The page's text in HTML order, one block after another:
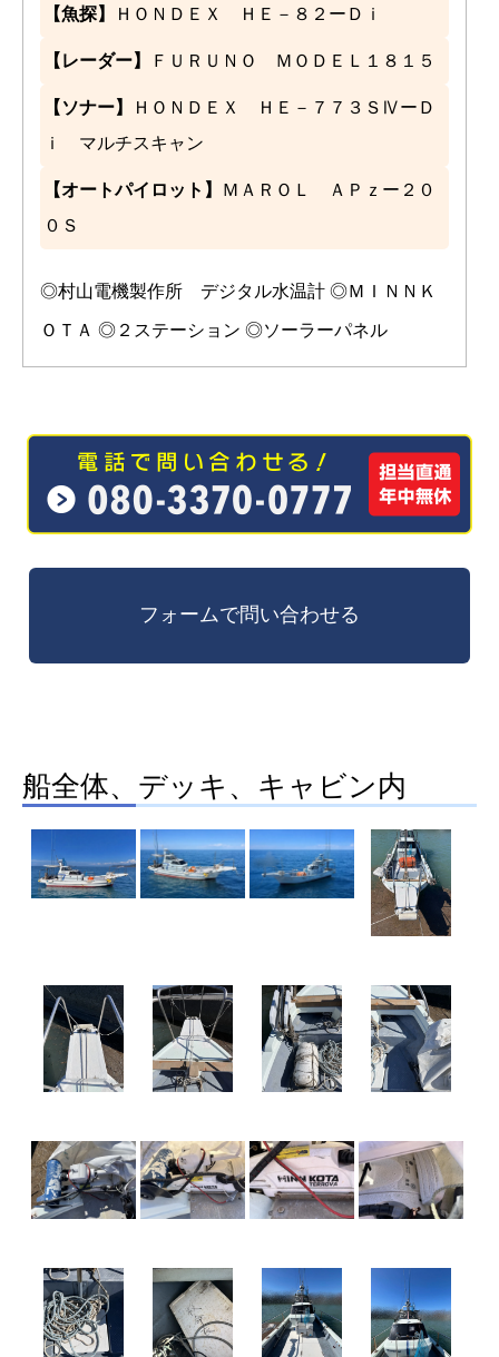
【魚探】 ＨＯＮＤＥＸ ＨＥ－８２ーＤｉ
【レーダー】 ＦＵＲＵＮＯ ＭＯＤＥＬ１８１５
【ソナー】
ＨＯＮＤＥＸ ＨＥ－７７３ＳⅣーＤ
ｉ マルチスキャン
【オートパイロット】
ＭＡＲＯＬ ＡＰｚー２０
０Ｓ
◎村山電機製作所 デジタル水温計 ◎ＭＩＮＮＫ
ＯＴＡ ◎２ステーション ◎ソーラーパネル
船全体、デッキ、キャビン内